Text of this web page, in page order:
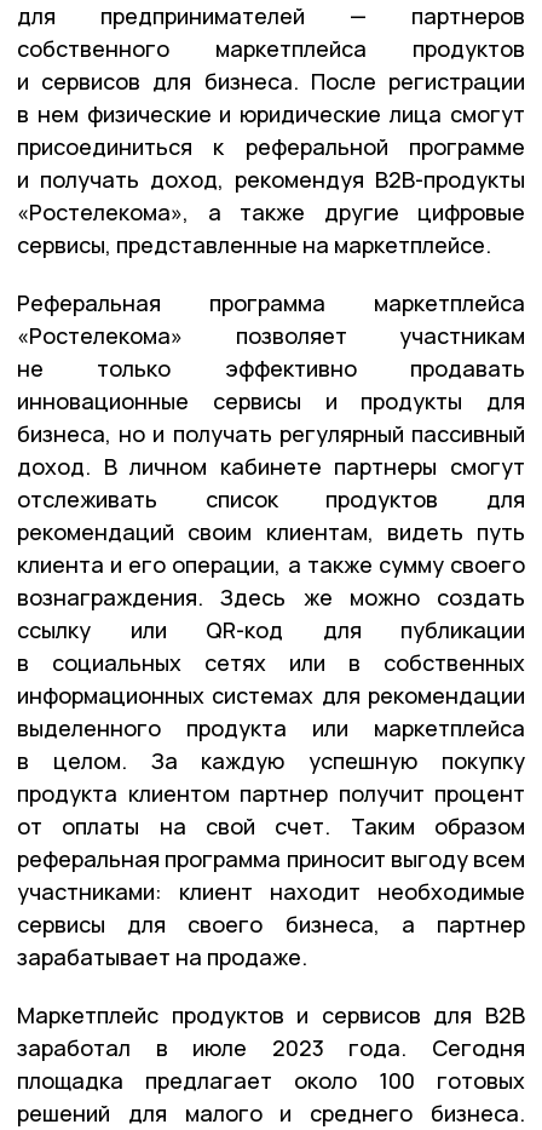
для предпринимателей — партнеров
собственного маркетплейса продуктов
и сервисов для бизнеса. После регистрации
в нем физические и юридические лица смогут
присоединиться к реферальной программе
и получать доход, рекомендуя B2B-продукты
«Ростелекома», а также другие цифровые
сервисы, представленные на маркетплейсе.
Реферальная программа маркетплейса
«Ростелекома» позволяет участникам
не только эффективно продавать
инновационные сервисы и продукты для
бизнеса, но и получать регулярный пассивный
доход. В личном кабинете партнеры смогут
отслеживать список продуктов для
рекомендаций своим клиентам, видеть путь
клиента и его операции, а также сумму своего
вознаграждения. Здесь же можно создать
ссылку или QR-код для публикации
в социальных сетях или в собственных
информационных системах для рекомендации
выделенного продукта или маркетплейса
в целом. За каждую успешную покупку
продукта клиентом партнер получит процент
от оплаты на свой счет. Таким образом
реферальная программа приносит выгоду всем
участниками: клиент находит необходимые
сервисы для своего бизнеса, а партнер
зарабатывает на продаже.
Маркетплейс продуктов и сервисов для B2B
заработал в июле 2023 года. Сегодня
площадка предлагает около 100 готовых
решений для малого и среднего бизнеса.